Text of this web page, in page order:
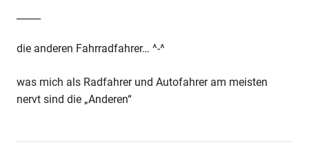
die anderen Fahrradfahrer… ^-^
was mich als Radfahrer und Autofahrer am meisten
nervt sind die „Anderen“